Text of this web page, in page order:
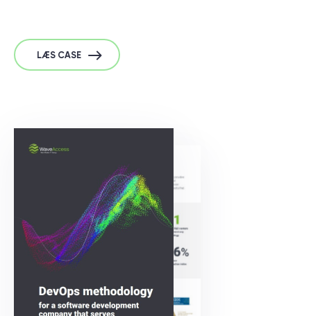
LÆS CASE